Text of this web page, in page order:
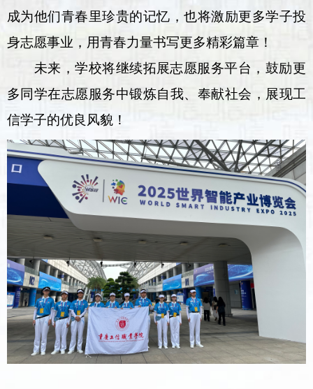
成为他们青春里珍贵的记忆，也将激励更多学子投
身志愿事业，用青春力量书写更多精彩篇章！
未来，学校将继续拓展志愿服务平台，鼓励更
多同学在志愿服务中锻炼自我、奉献社会，展现工
信学子的优良风貌！